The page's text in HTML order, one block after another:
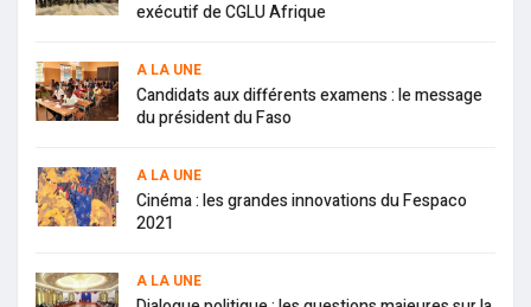
exécutif de CGLU Afrique
A LA UNE
Candidats aux différents examens : le message
du président du Faso
A LA UNE
Cinéma : les grandes innovations du Fespaco
2021
A LA UNE